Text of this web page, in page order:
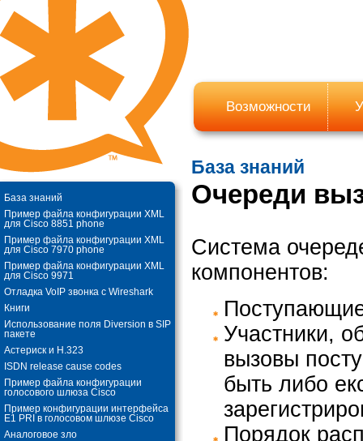
Возможности
База знаний
База знаний
Пример файла конфигурации XML
для Cisco 8851 phone
Пример файла конфигурации XML
для Cisco 7970 phone
Пример файла конфигурации XML
для Cisco 9971
Отладка VoIP звонка с Wireshark
Книги
Использование поля Diversion в SIP
пакете
Астериск и Н.323
ISDN release cause codes
Пример файла конфигурации
голосового шлюза Cisco
Пример конфигурации интерфейса
E1 PRI в голосовом шлюзе Cisco
Аналоговое зло
Очереди
Система
компонентов:
Участники,
вызовы
быть либо
Порядок